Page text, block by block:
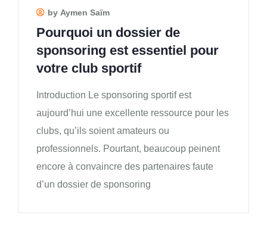
by Aymen Saïm
Pourquoi un dossier de
sponsoring est essentiel pour
votre club sportif
Introduction Le sponsoring sportif est
aujourd’hui une excellente ressource pour les
clubs, qu’ils soient amateurs ou
professionnels. Pourtant, beaucoup peinent
encore à convaincre des partenaires faute
d’un dossier de sponsoring